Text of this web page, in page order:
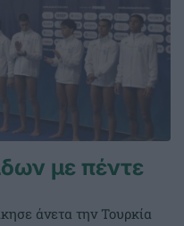
με πέντε
άνετα την Τουρκία